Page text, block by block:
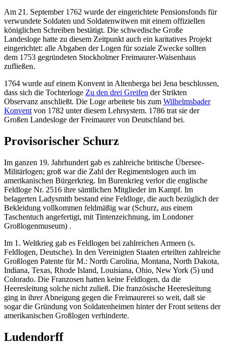
Am 21. September 1762 wurde der eingerichtete Pensionsfonds für
verwundete Soldaten und Soldatenwitwen mit einem offiziellen
königlichen Schreiben bestätigt. Die schwedische Große
Landesloge hatte zu diesem Zeitpunkt auch ein karitatives Projekt
eingerichtet: alle Abgaben der Logen für soziale Zwecke sollten
dem 1753 gegründeten Stockholmer Freimaurer-Waisenhaus
zufließen.
1764 wurde auf einem Konvent in Altenberga bei Jena beschlossen,
dass sich die Tochterloge Zu den drei Greifen der Strikten
Observanz anschließt. Die Loge arbeitete bis zum Wilhelmsbader
Konvent von 1782 unter diesem Lehrsystem. 1786 trat sie der
Großen Landesloge der Freimaurer von Deutschland bei.
Provisorischer Schurz
Im ganzen 19. Jahrhundert gab es zahlreiche britische Übersee-
Militärlogen; groß war die Zahl der Regimentslogen auch im
amerikanischen Bürgerkrieg. Im Burenkrieg verlor die englische
Feldloge Nr. 2516 ihre sämtlichen Mitglieder im Kampf. Im
belagerten Ladysmith bestand eine Feldloge, die auch bezüglich der
Bekleidung vollkommen feldmäßig war (Schurz, aus einem
Taschentuch angefertigt, mit Tintenzeichnung, im Londoner
Großlogenmuseum) .
Im 1. Weltkrieg gab es Feldlogen bei zahlreichen Armeen (s.
Feldlogen, Deutsche). In den Vereinigten Staaten erteilten zahlreiche
Großlogen Patente für M.: North Carolina, Montana, North Dakota,
Indiana, Texas, Rhode Island, Louisiana, Ohio, New York (5) und
Colorado. Die Franzosen hatten keine Feldlogen, da die
Heeresleitung solche nicht zuließ. Die französische Heeresleitung
ging in ihrer Abneigung gegen die Freimaurerei so weit, daß sie
sogar die Gründung von Soldatenheimen hinter der Front seitens der
amerikanischen Großlogen verhinderte.
Ludendorff